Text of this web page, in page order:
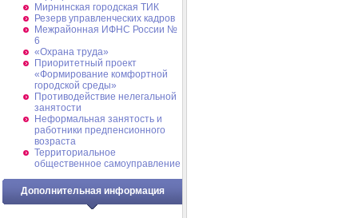
Мирнинская городская ТИК
Резерв управленческих кадров
Межрайонная ИФНС России №
6
«Охрана труда»
Приоритетный проект
«Формирование комфортной
городской среды»
Противодействие нелегальной
занятости
Неформальная занятость и
работники предпенсионного
возраста
Территориальное
общественное самоуправление
Дополнительная информация